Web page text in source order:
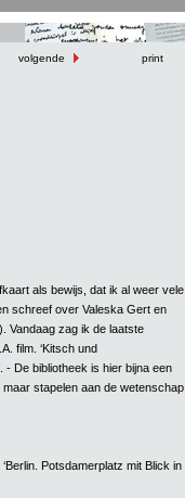
volgende print
als bewijs, dat ik al weer vele
schreef over Valeska Gert en
Vandaag zag ik de laatste
film. ‘Kitsch und
- De bibliotheek is hier bijna een
stapelen aan de wetenschap,
Potsdamerplatz mit Blick in